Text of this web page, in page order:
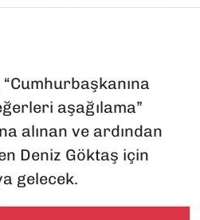
aşağılama”
alınan ve ardından
Deniz Göktaş için
gelecek.